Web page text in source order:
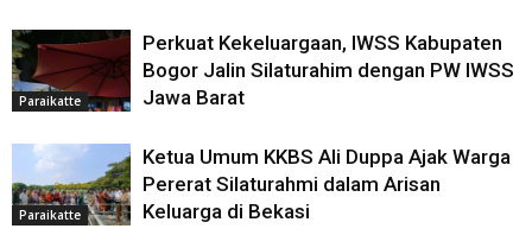
Paraikatte
Perkuat Kekeluargaan, IWSS Kabupaten
Bogor Jalin Silaturahim dengan PW IWSS
Jawa Barat
Paraikatte
Ketua Umum KKBS Ali Duppa Ajak Warga
Pererat Silaturahmi dalam Arisan
Keluarga di Bekasi